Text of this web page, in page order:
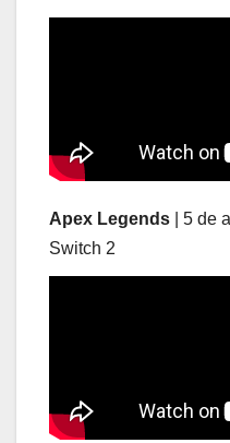
Apex Legends | 5 de
Switch 2